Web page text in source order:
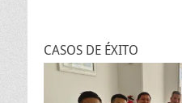
CASOS DE ÉXITO